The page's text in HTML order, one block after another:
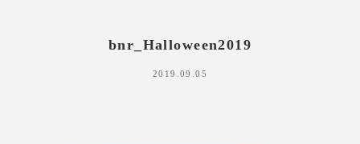
bnr_Halloween2019
2019.09.05